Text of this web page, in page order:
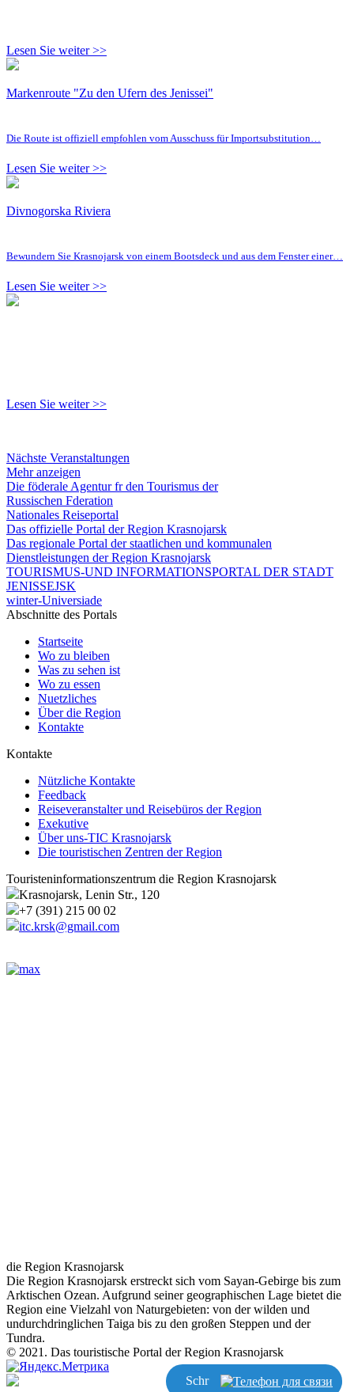
Lesen Sie weiter >>
Markenroute "Zu den Ufern des Jenissei"
Die Route ist offiziell empfohlen vom Ausschuss für Importsubstitution…
Lesen Sie weiter >>
Divnogorska Riviera
Bewundern Sie Krasnojarsk von einem Bootsdeck und aus dem Fenster einer…
Lesen Sie weiter >>
Lesen Sie weiter >>
Nächste Veranstaltungen
Mehr anzeigen
Die föderale Agentur fr den Tourismus der
Russischen Fderation
Nationales Reiseportal
Das offizielle Portal der Region Krasnojarsk
Das regionale Portal der staatlichen und kommunalen
Dienstleistungen der Region Krasnojarsk
TOURISMUS-UND INFORMATIONSPORTAL DER STADT
JENISSEJSK
winter-Universiade
Abschnitte des Portals
Startseite
Wo zu bleiben
Was zu sehen ist
Wo zu essen
Nuetzliches
Über die Region
Kontakte
Kontakte
Nützliche Kontakte
Feedback
Reiseveranstalter und Reisebüros der Region
Exekutive
Über uns-TIC Krasnojarsk
Die touristischen Zentren der Region
Touristeninformationszentrum die Region Krasnojarsk
Krasnojarsk, Lenin Str., 120
+7 (391) 215 00 02
itc.krsk@gmail.com
die Region Krasnojarsk
Die Region Krasnojarsk erstreckt sich vom Sayan-Gebirge bis zum
Arktischen Ozean. Aufgrund seiner geographischen Lage bietet die
Region eine Vielzahl von Naturgebieten: von der wilden und
undurchdringlichen Taiga bis zu den großen Steppen und der
Tundra.
© 2021. Das touristische Portal der Region Krasnojarsk
Schreiben